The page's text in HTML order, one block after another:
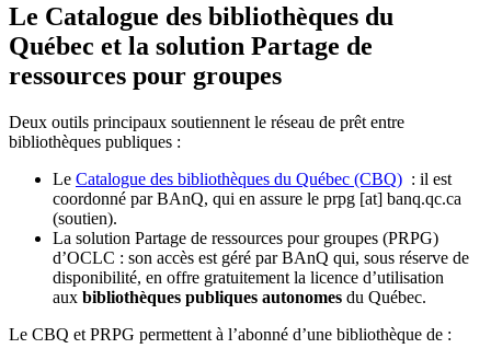
Le Catalogue des bibliothèques du
Québec et la solution Partage de
ressources pour groupes
Deux outils principaux soutiennent le réseau de prêt entre
bibliothèques publiques :
Le Catalogue des bibliothèques du Québec (CBQ) : il est
coordonné par BAnQ, qui en assure le prpg [at] banq.qc.ca
(soutien).
La solution Partage de ressources pour groupes (PRPG)
d’OCLC : son accès est géré par BAnQ qui, sous réserve de
disponibilité, en offre gratuitement la licence d’utilisation
aux bibliothèques publiques autonomes du Québec.
Le CBQ et PRPG permettent à l’abonné d’une bibliothèque de :